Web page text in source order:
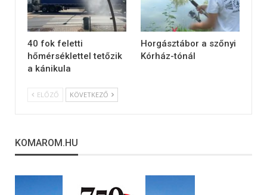
40 fok feletti
hőmérséklettel tetőzik
a kánikula
Horgásztábor a szőnyi
Kórház-tónál
ELŐZŐ KÖVETKEZŐ
KOMAROM.HU